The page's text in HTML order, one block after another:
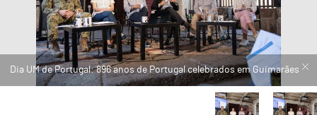
Dia UM de Portugal: 896 anos de Portugal celebrados em Guimarães